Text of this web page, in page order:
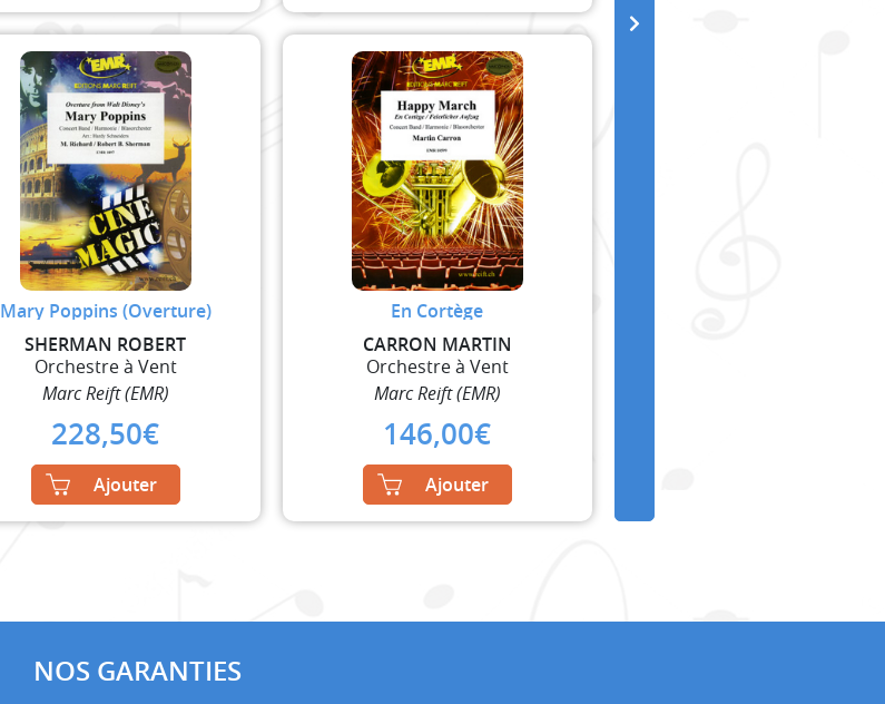
Mary Poppins (Overture)
SHERMAN ROBERT
Orchestre à Vent
Marc Reift (EMR)
228,50€
Ajouter
En Cortège
CARRON MARTIN
Orchestre à Vent
Marc Reift (EMR)
146,00€
Ajouter
NOS GARANTIES